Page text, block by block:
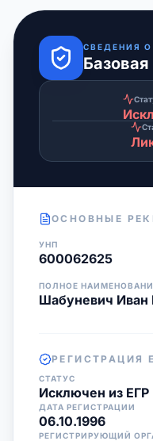
СВЕДЕНИЯ
ОСНОВНЫЕ
УНП
600062625
ПОЛНОЕ
Шабуневич Иван
РЕГИСТРАЦИЯ
СТАТУС
Исключен из ЕГР
ДАТА РЕГИСТРАЦИИ
06.10.1996
РЕГИСТРИРУЮЩИЙ